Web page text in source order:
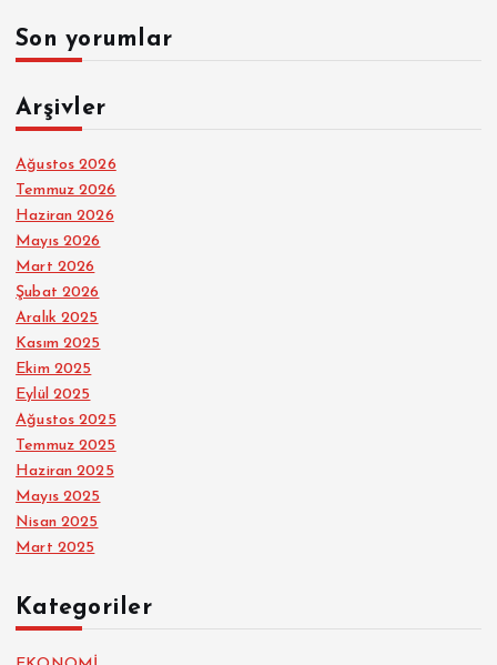
Son yorumlar
Arşivler
Ağustos 2026
Temmuz 2026
Haziran 2026
Mayıs 2026
Mart 2026
Şubat 2026
Aralık 2025
Kasım 2025
Ekim 2025
Eylül 2025
Ağustos 2025
Temmuz 2025
Haziran 2025
Mayıs 2025
Nisan 2025
Mart 2025
Kategoriler